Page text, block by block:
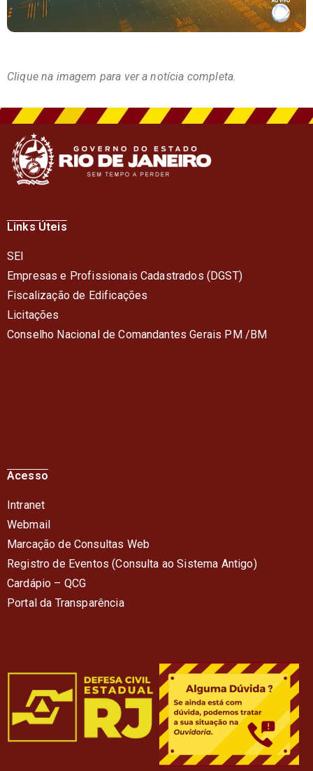
Clique na imagem para ver a notícia completa.
Links Úteis
SEI
Empresas e Profissionais Cadastrados (DGST)
Fiscalização de Edificações
Licitações
Conselho Nacional de Comandantes Gerais PM /BM
Acesso
Intranet
Webmail
Marcação de Consultas Web
Registro de Eventos (Consulta ao Sistema Antigo)
Cardápio – QCG
Portal da Transparência